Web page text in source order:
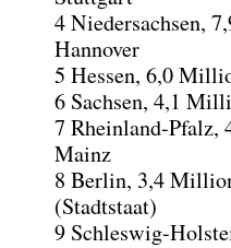
4 Niedersachsen,
Hannover
5 Hessen, 6,0
6 Sachsen, 4,1
7 Rheinland-Pfalz,
Mainz
8 Berlin, 3,4
(Stadtstaat)
9 Schleswig-